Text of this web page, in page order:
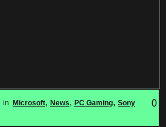
in Microsoft, News, PC Gaming, Sony 0